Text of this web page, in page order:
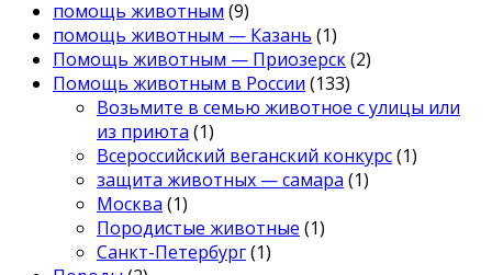
помощь животным (9)
помощь животным — Казань (1)
Помощь животным — Приозерск(2)
Помощь животным в России (133)
Возьмите в семью животное с улицы или
из приюта (1)
Всероссийский веганский конкурс(1)
защита животных — самара (1)
Москва (1)
Породистые животные (1)
Санкт-Петербург(1)